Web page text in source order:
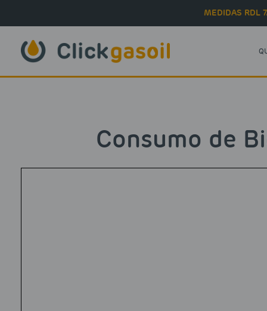
MEDIDAS RDL
Consumo de